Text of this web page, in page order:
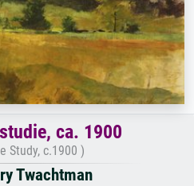
ca. 1900
Study, c.1900 )
Twachtman